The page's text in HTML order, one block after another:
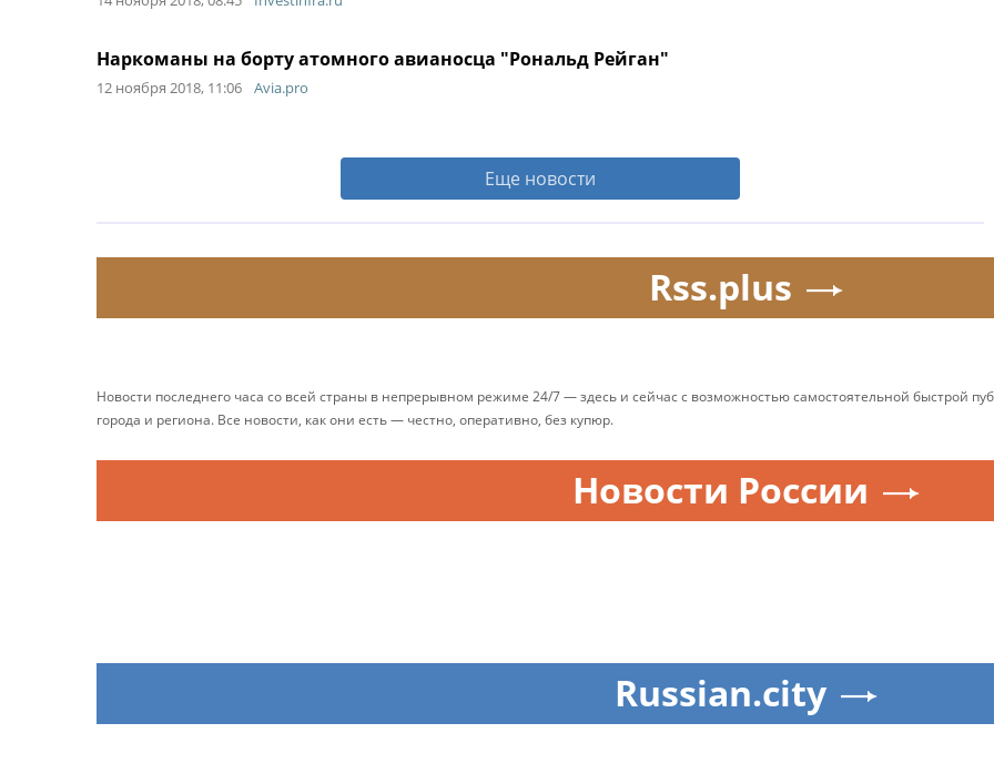
Наркоманы на борту атомного авианосца "Рональд Рейган"
12 ноября 2018, 11:06 Avia.pro
Еще новости
Rss.plus
Новости последнего часа со всей страны в непрерывном режиме 24/7 — здесь и сейчас с возможностью самостоятельной быстрой
города и региона. Все новости, как они есть — честно, оперативно, без купюр.
Новости России
Russian.city